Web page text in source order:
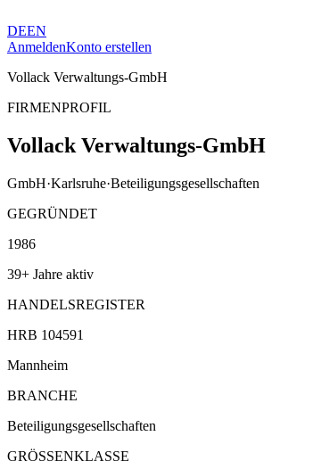
DEEN
AnmeldenKonto erstellen
Vollack Verwaltungs-GmbH
FIRMENPROFIL
Vollack Verwaltungs-GmbH
GmbH·Karlsruhe·Beteiligungsgesellschaften
GEGRÜNDET
1986
39+ Jahre aktiv
HANDELSREGISTER
HRB 104591
Mannheim
BRANCHE
Beteiligungsgesellschaften
GRÖSSENKLASSE